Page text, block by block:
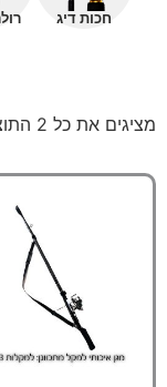
חכות דיג
מציגים את כל ⁦2⁩ התוצאות